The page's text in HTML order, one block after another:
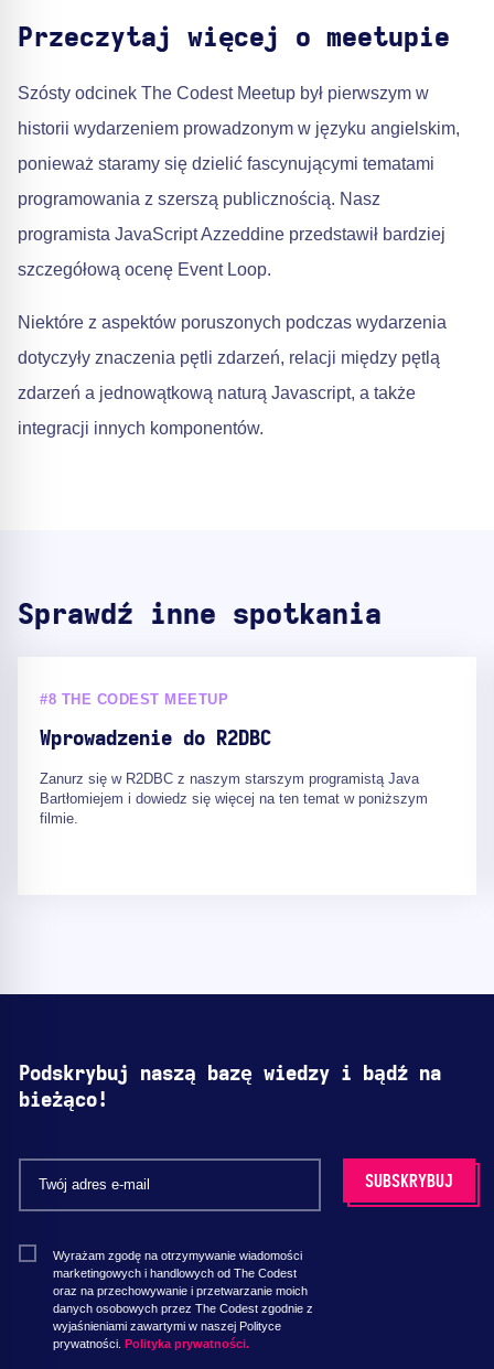
Przeczytaj więcej o meetupie
Szósty odcinek The Codest Meetup był pierwszym w
historii wydarzeniem prowadzonym w języku angielskim,
ponieważ staramy się dzielić fascynującymi tematami
programowania z szerszą publicznością. Nasz
programista JavaScript Azzeddine przedstawił bardziej
szczegółową ocenę Event Loop.
Niektóre z aspektów poruszonych podczas wydarzenia
dotyczyły znaczenia pętli zdarzeń, relacji między pętlą
zdarzeń a jednowątkową naturą Javascript, a także
integracji innych komponentów.
Sprawdź inne spotkania
#8 THE CODEST MEETUP
Wprowadzenie do R2DBC
Zanurz się w R2DBC z naszym starszym programistą Java
Bartłomiejem i dowiedz się więcej na ten temat w poniższym
filmie.
Podskrybuj naszą bazę wiedzy i bądź na
bieżąco!
Wyrażam zgodę na otrzymywanie wiadomości
marketingowych i handlowych od The Codest
oraz na przechowywanie i przetwarzanie moich
danych osobowych przez The Codest zgodnie z
wyjaśnieniami zawartymi w naszej Polityce
prywatności. Polityka prywatności.